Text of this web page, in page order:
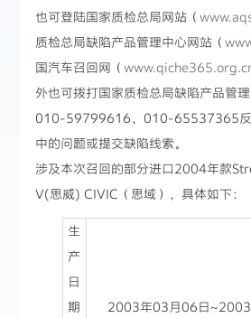
也可登陆国家质检总局网站（
质检总局缺陷产品管理中心网站（
国汽车召回网（
外也可拨打国家质检总局缺陷产品管理
010-59799616、010-65537365反
中的问题或提交缺陷线索。
涉及本次召回的部分进口2004年款
V(思威) CIVIC（思域），具体如下：
生
产
日
期
2003年03月06日